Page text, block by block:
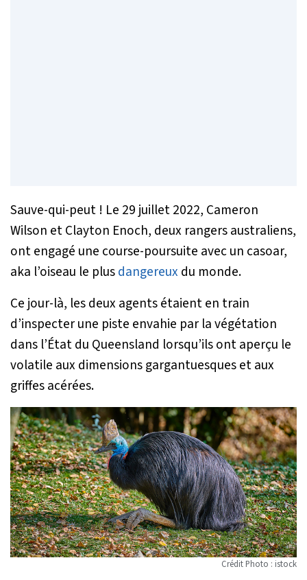
Sauve-qui-peut ! Le 29 juillet 2022, Cameron
Wilson et Clayton Enoch, deux rangers australiens,
ont engagé une course-poursuite avec un casoar,
aka l’oiseau le plusdangereux du monde.
Ce jour-là, les deux agents étaient en train
d’inspecter une piste envahie par la végétation
dans l’État du Queensland lorsqu’ils ont aperçu le
volatile aux dimensions gargantuesques et aux
griffes acérées.
Crédit Photo : istock